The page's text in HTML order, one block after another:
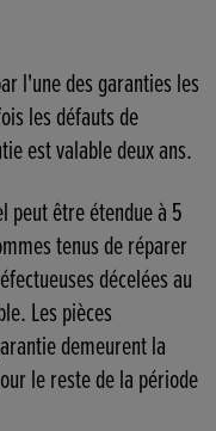
l'une des garanties les
les défauts de
est valable deux ans.
peut être étendue à 5
tenus de réparer
décelées au
Les pièces
demeurent la
le reste de la période